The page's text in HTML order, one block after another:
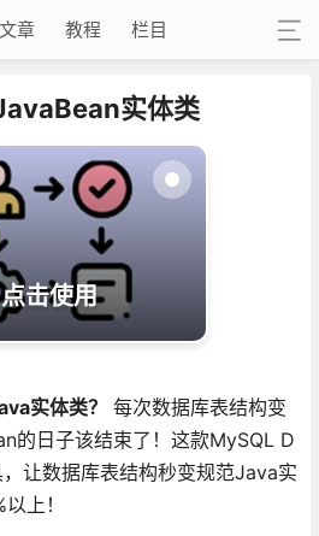
文章 教程 栏目
实体类
点击使用
实体类？
每次数据库表结构变
的日子该结束了！这款MySQL D
让数据库表结构秒变规范Java实
上！